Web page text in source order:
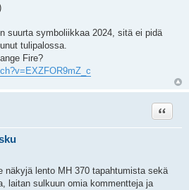
suurta symboliikkaa 2024, sitä ei pidä
tulipalossa.
Fire?
Lainaa
näkyjä lento MH 370 tapahtumista sekä
laitan sulkuun omia kommentteja ja